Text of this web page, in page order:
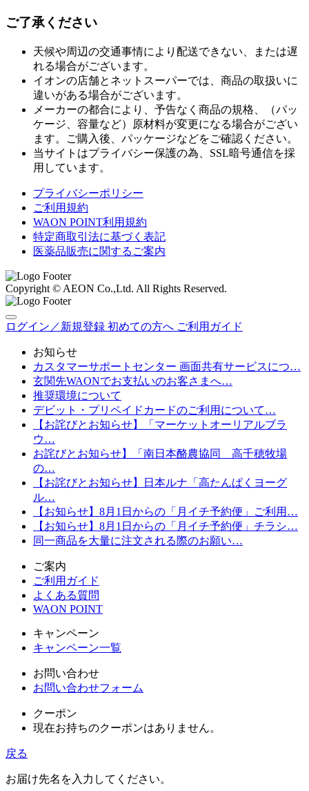
ご了承ください
天候や周辺の交通事情により配送できない、または遅
れる場合がございます。
イオンの店舗とネットスーパーでは、商品の取扱いに
違いがある場合がございます。
メーカーの都合により、予告なく商品の規格、（パッ
ケージ、容量など）原材料が変更になる場合がござい
ます。ご購入後、パッケージなどをご確認ください。
当サイトはプライバシー保護の為、SSL暗号通信を採
用しています。
プライバシーポリシー
ご利用規約
WAON POINT利用規約
特定商取引法に基づく表記
医薬品販売に関するご案内
Copyright © AEON Co.,Ltd. All Rights Reserved.
ログイン／新規登録 初めての方へ ご利用ガイド
お知らせ
カスタマーサポートセンター 画面共有サービスにつ…
玄関先WAONでお支払いのお客さまへ…
推奨環境について
デビット・プリペイドカードのご利用について…
【お詫びとお知らせ】「マーケットオーリアルブラ
ウ…
お詫びとお知らせ】「南日本酪農協同 高千穂牧場
の…
【お詫びとお知らせ】日本ルナ「高たんぱくヨーグ
ル…
【お知らせ】8月1日からの「月イチ予約便」ご利用…
【お知らせ】8月1日からの「月イチ予約便」チラシ…
同一商品を大量に注文される際のお願い…
ご案内
ご利用ガイド
よくある質問
WAON POINT
キャンペーン
キャンペーン一覧
お問い合わせ
お問い合わせフォーム
クーポン
現在お持ちのクーポンはありません。
戻る
お届け先名を入力してください。